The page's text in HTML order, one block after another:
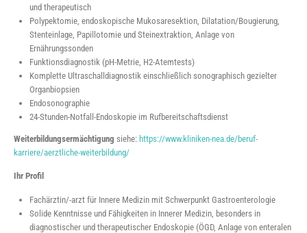
und therapeutisch
Polypektomie, endoskopische Mukosaresektion, Dilatation/Bougierung,
Stenteinlage, Papillotomie und Steinextraktion, Anlage von
Ernährungssonden
Funktionsdiagnostik (pH-Metrie, H2-Atemtests)
Komplette Ultraschalldiagnostik einschließlich sonographisch gezielter
Organbiopsien
Endosonographie
24-Stunden-Notfall-Endoskopie im Rufbereitschaftsdienst
Weiterbildungsermächtigung siehe: https://www.kliniken-nea.de/beruf-
karriere/aerztliche-weiterbildung/
Ihr Profil
Fachärztin/-arzt für Innere Medizin mit Schwerpunkt Gastroenterologie
Solide Kenntnisse und Fähigkeiten in Innerer Medizin, besonders in
diagnostischer und therapeutischer Endoskopie (ÖGD, Anlage von enteralen